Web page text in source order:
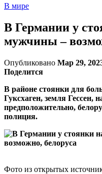
В мире
В Германии у
мужчины –
Опубликовано Мар 29,
Поделится
В районе стоянки для
Гуксхаген, земля
предположительно,
полиция.
Фото из открытых